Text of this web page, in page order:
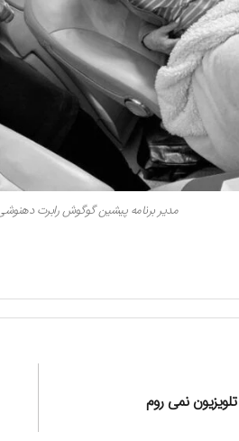
مدیر برنامه پیشین گوگوش رابرت
نمی روم